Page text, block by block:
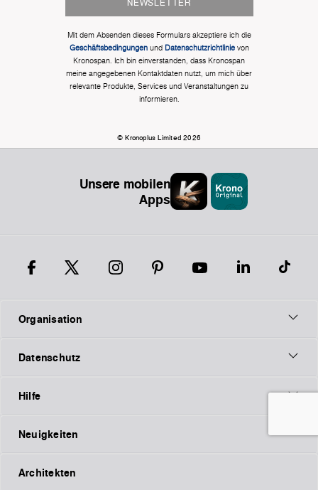
Mit dem Absenden dieses Formulars akzeptiere ich die
Geschäftsbedingungenund Datenschutzrichtlinievon
Kronospan. Ich bin einverstanden, dass Kronospan
meine angegebenen Kontaktdaten nutzt, um mich über
relevante Produkte, Services und Veranstaltungen zu
informieren.
© Kronoplus Limited 2026
Unsere mobilen
Apps
Organisation
Datenschutz
Hilfe
Neuigkeiten
Architekten